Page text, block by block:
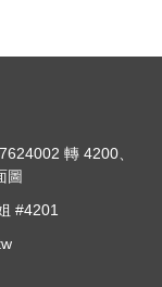
轉 4200、
圖
#4201